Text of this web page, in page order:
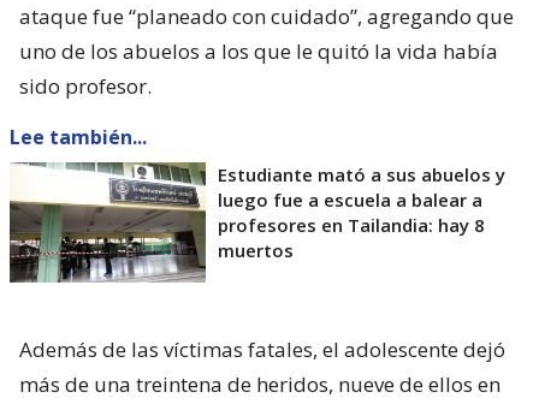
ataque fue “planeado con cuidado”, agregando que
uno de los abuelos a los que le quitó la vida había
sido profesor.
Lee también...
Estudiante mató a sus abuelos y
luego fue a escuela a balear a
profesores en Tailandia: hay 8
muertos
Además de las víctimas fatales, el adolescente dejó
más de una treintena de heridos, nueve de ellos en